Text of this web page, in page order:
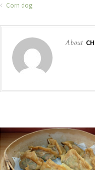
Corn dog
About